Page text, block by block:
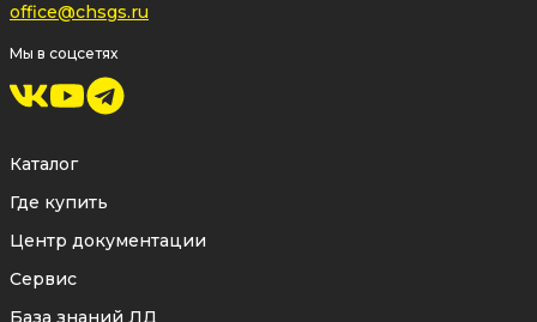
office@chsgs.ru
Мы в соцсетях
Каталог
Где купить
Центр документации
Сервис
База знаний ЛД